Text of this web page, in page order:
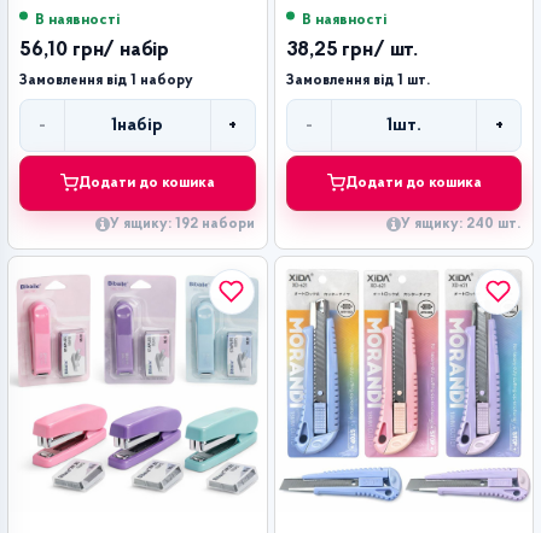
В наявності
56,10 грн/ набір
Замовлення від 1 набору
-
Кількість
1набір +
Додати до кошика
У ящику: 192 набори
В наявності
38,25 грн/ шт.
Замовлення від 1 шт.
- 1шт. +
Додати до кошика
У ящику: 240 шт.